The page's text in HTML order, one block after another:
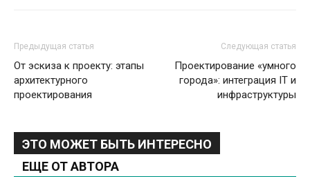
Предыдущая статья
От эскиза к проекту: этапы
архитектурного
проектирования
Следующая статья
Проектирование «умного
города»: интеграция IT и
инфраструктуры
ЭТО МОЖЕТ БЫТЬ ИНТЕРЕСНО
ЕЩЕ ОТ АВТОРА